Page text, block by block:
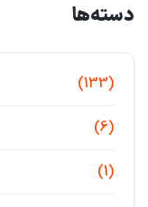
دسته‌ها
(133)
(6)
(1)